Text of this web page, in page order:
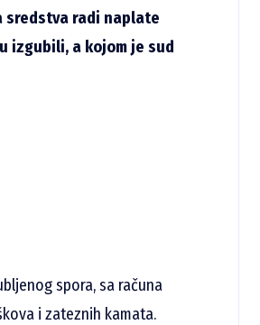
sredstva radi naplate
izgubili, a kojom je sud
spora, sa računa
i zateznih kamata.